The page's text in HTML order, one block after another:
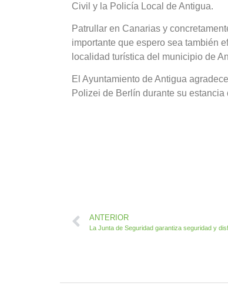
Civil y la Policía Local de Antigua.
Patrullar en Canarias y
importante que espero sea también
localidad turística del municipio de
El Ayuntamiento de Antigua
Polizei de Berlín durante su estancia
ANTERIOR